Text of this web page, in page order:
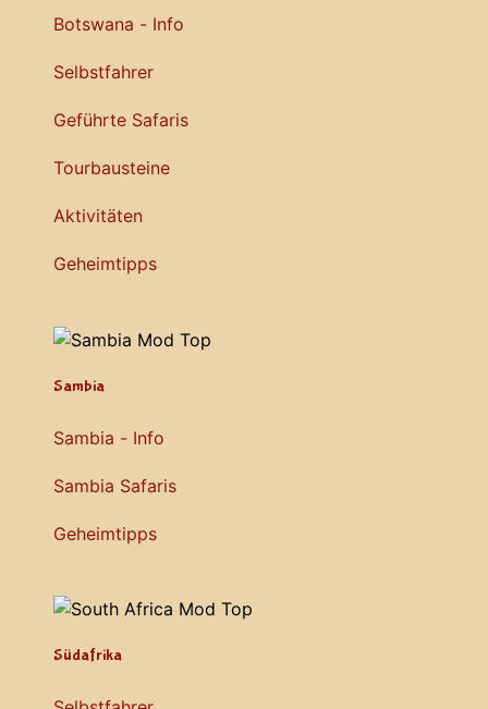
Botswana - Info
Selbstfahrer
Geführte Safaris
Tourbausteine
Aktivitäten
Geheimtipps
Sambia
Sambia - Info
Sambia Safaris
Geheimtipps
Südafrika